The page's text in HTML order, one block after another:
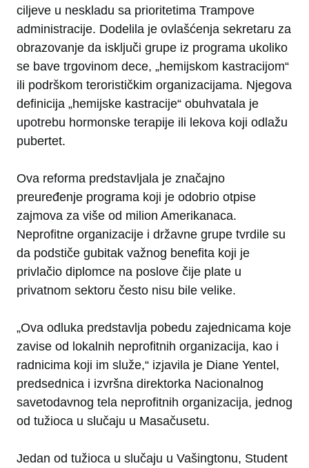
ciljeve u neskladu sa prioritetima Trampove
administracije. Dodelila je ovlašćenja sekretaru za
obrazovanje da isključi grupe iz programa ukoliko
se bavе trgovinom dece, „hemijskom kastracijom“
ili podrškom terorističkim organizacijama. Njegova
definicija „hemijske kastracije“ obuhvatala je
upotrebu hormonske terapije ili lekova koji odlažu
pubertet.
Ova reforma predstavljala je značajno
preuređenje programa koji je odobrio otpise
zajmova za više od milion Amerikanaca.
Neprofitne organizacije i državne grupe tvrdile su
da podstiče gubitak važnog benefita koji je
privlačio diplomce na poslove čije plate u
privatnom sektoru često nisu bile velike.
„Ova odluka predstavlja pobedu zajednicama koje
zavise od lokalnih neprofitnih organizacija, kao i
radnicima koji im služe,“ izjavila je Diane Yentel,
predsednica i izvršna direktorka Nacionalnog
savetodavnog tela neprofitnih organizacija, jednog
od tužioca u slučaju u Masačusetu.
Jedan od tužioca u slučaju u Vašingtonu, Student